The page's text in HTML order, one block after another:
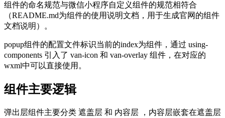
组件的命名规范与微信小程序自定义组件的规范相符合
（README.md为组件的使用说明文档，用于生成官网的组件
文档说明）。
popup组件的配置文件标识当前的index为组件，通过 using-
components 引入了 van-icon 和 van-overlay 组件，在对应的
wxml中可以直接使用。
组件主要逻辑
弹出层组件主要分类 遮盖层 和 内容层 ，内容层嵌套在遮盖层